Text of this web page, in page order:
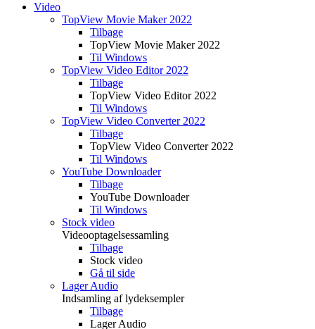
Video
TopView Movie Maker 2022
Tilbage
TopView Movie Maker 2022
Til Windows
TopView Video Editor 2022
Tilbage
TopView Video Editor 2022
Til Windows
TopView Video Converter 2022
Tilbage
TopView Video Converter 2022
Til Windows
YouTube Downloader
Tilbage
YouTube Downloader
Til Windows
Stock video
Videooptagelsessamling
Tilbage
Stock video
Gå til side
Lager Audio
Indsamling af lydeksempler
Tilbage
Lager Audio